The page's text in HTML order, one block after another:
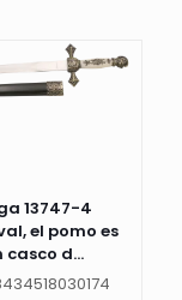
13747-4
el pomo es
casco d...